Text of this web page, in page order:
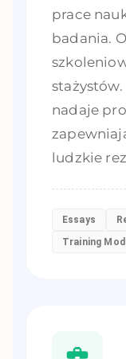
prace
badania.
nadaje
ludzkie
Essays
Training